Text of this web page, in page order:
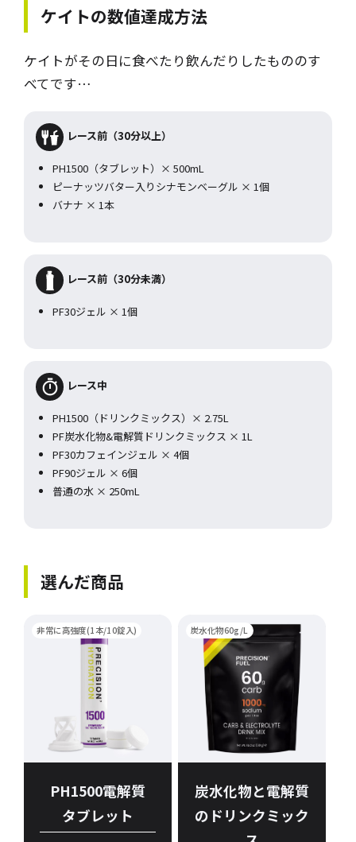
ケイトの数値達成方法
ケイトがその日に食べたり飲んだりしたもののす
べてです…
レース前（30分以上）
PH1500（タブレット）× 500mL
ピーナッツバター入りシナモンベーグル × 1個
バナナ × 1本
レース前（30分未満）
PF30ジェル × 1個
レース中
PH1500（ドリンクミックス）× 2.75L
PF炭水化物&電解質ドリンクミックス × 1L
PF30カフェインジェル × 4個
PF90ジェル × 6個
普通の水 × 250mL
選んだ商品
非常に高強度(1本/10錠入)
PH1500電解質
タブレット
炭水化物60g/L
炭水化物と電解質
のドリンクミック